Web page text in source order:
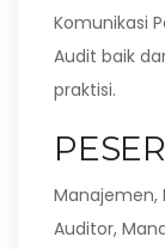
Komunikasi
Audit baik
praktisi.
Manajemen,
Auditor,